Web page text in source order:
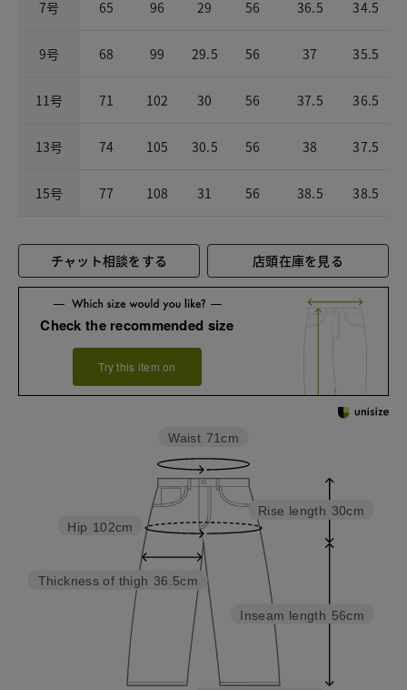
7号 65 96 29 56 36.5 34.5
9号 68 99 29.5 56 37 35.5
11号 71 102 30 56 37.5 36.5
13号 74 105 30.5 56 38 37.5
15号 77 108 31 56 38.5 38.5
チャット相談をする 店頭在庫を見る
Check the recommended size
Try this item on
Inseam length 56cm
Rise length 30cm
Thickness of thigh 36.5cm
Hip 102cm
Waist 71cm